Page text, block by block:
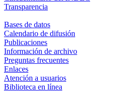
Transparencia
Bases de datos
Calendario de difusión
Publicaciones
Información de archivo
Preguntas frecuentes
Enlaces
Atención a usuarios
Biblioteca en línea